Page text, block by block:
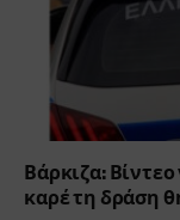
Βάρκιζα:
καρέ τη δράση